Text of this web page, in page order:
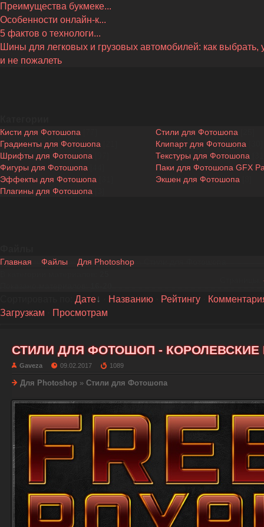
Преимущества букмеке...
Особенности онлайн-к...
5 фактов о технологи...
Шины для легковых и грузовых автомобилей: как выбрать,
и не пожалеть
Кисти для Фотошопа Стили для Фотошопа
Градиенты для Фотошопа
Клипарт для Фотошопа
Шрифты для Фотошопа
Текстуры для Фотошопа
Фигуры для Фотошопа
Паки для Фотошопа GFX
Эффекты для Фотошопа
Экшен для Фотошопа
Плагины для Фотошопа
Главная Файлы Для Photoshop
Дате Названию Рейтингу
Загрузкам
Просмотрам
СТИЛИ ДЛЯ ФОТОШОП -
Gaveza 09.02.2017 1089
Для Photoshop » Стили для Фотошопа